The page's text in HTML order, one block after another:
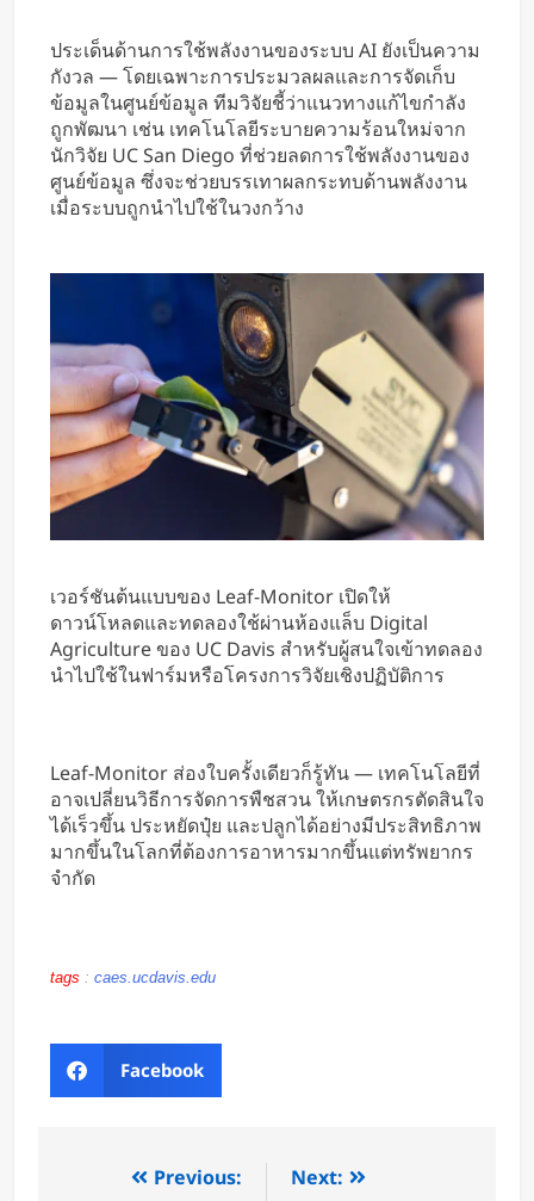
ประเด็นด้านการใช้พลังงานของระบบ AI ยังเป็นความ
กังวล — โดยเฉพาะการประมวลผลและการจัดเก็บ
ข้อมูลในศูนย์ข้อมูล ทีมวิจัยชี้ว่าแนวทางแก้ไขกำลัง
ถูกพัฒนา เช่น เทคโนโลยีระบายความร้อนใหม่จาก
นักวิจัย UC San Diego ที่ช่วยลดการใช้พลังงานของ
ศูนย์ข้อมูล ซึ่งจะช่วยบรรเทาผลกระทบด้านพลังงาน
เมื่อระบบถูกนำไปใช้ในวงกว้าง
เวอร์ชันต้นแบบของ Leaf-Monitor เปิดให้
ดาวน์โหลดและทดลองใช้ผ่านห้องแล็บ Digital
Agriculture ของ UC Davis สำหรับผู้สนใจเข้าทดลอง
นำไปใช้ในฟาร์มหรือโครงการวิจัยเชิงปฏิบัติการ
Leaf-Monitor ส่องใบครั้งเดียวก็รู้ทัน — เทคโนโลยีที่
อาจเปลี่ยนวิธีการจัดการพืชสวน ให้เกษตรกรตัดสินใจ
ได้เร็วขึ้น ประหยัดปุ๋ย และปลูกได้อย่างมีประสิทธิภาพ
มากขึ้นในโลกที่ต้องการอาหารมากขึ้นแต่ทรัพยากร
จำกัด
tags : caes.ucdavis.edu
Facebook
Previous:
Next: